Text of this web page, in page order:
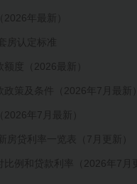
2026年最新）
房认定标准
额度（2026最新）
政策及条件（2026年7月最新）
2026年7月最新）
房贷利率一览表（7月更新）
比例和贷款利率（2026年7月更